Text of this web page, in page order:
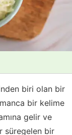
biri olan bir
bir kelime
gelir ve
süregelen bir